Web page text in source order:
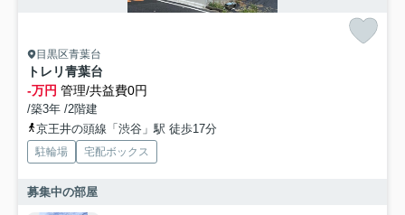
目黒区青葉台
トレリ青葉台
-万円 管理/共益費0円
/築3年 /2階建
京王井の頭線「渋谷」駅 徒歩17分
駐輪場 宅配ボックス
募集中の部屋